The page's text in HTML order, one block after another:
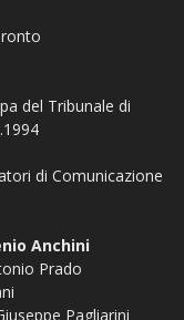
del Tribunale di
di Comunicazione
Anchini
Prado
Pagliarini